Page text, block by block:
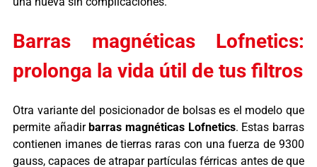
Barras magnéticas Lofnetics:
prolonga la vida útil de tus filtros
Otra variante del posicionador de bolsas es el modelo que
permite añadir barras magnéticas Lofnetics. Estas barras
contienen imanes de tierras raras con una fuerza de 9300
gauss, capaces de atrapar partículas férricas antes de que